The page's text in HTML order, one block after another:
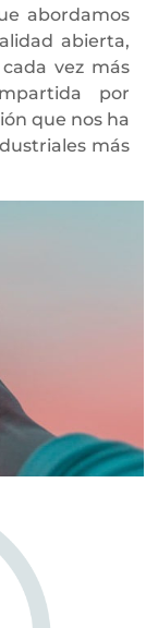
abordamos
abierta,
vez más
por
que nos ha
más